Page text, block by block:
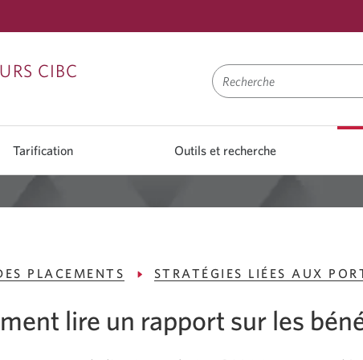
CIBC
Tarification Outils et recherche
PLACEMENTS STRATÉGIES LIÉES AUX
lire un rapport sur les